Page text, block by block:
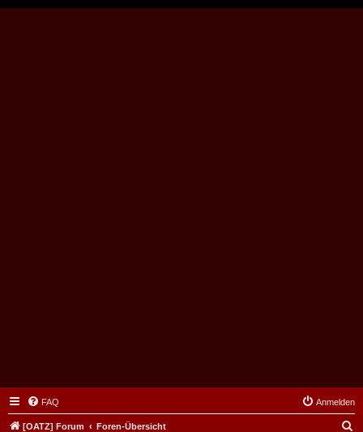
FAQ Anmelden
[OATZ] Forum Foren-Übersicht